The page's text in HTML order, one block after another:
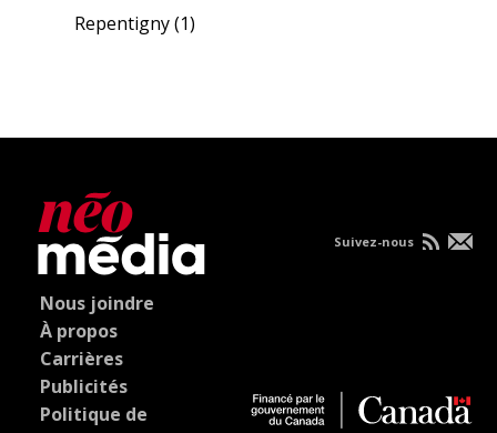
Repentigny(1)
Nous joindre
À propos
Carrières
Publicités
Politique de
Suivez-nous